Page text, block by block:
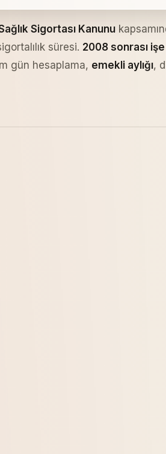
Sigortası Kanunu
süresi. 2008 sonrası
gün hesaplama, emekli aylığı,